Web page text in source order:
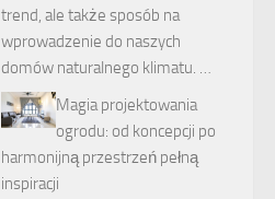
trend, ale także sposób na
wprowadzenie do naszych
domów naturalnego klimatu. …
Magia projektowania
ogrodu: od koncepcji po
harmonijną przestrzeń pełną
inspiracji